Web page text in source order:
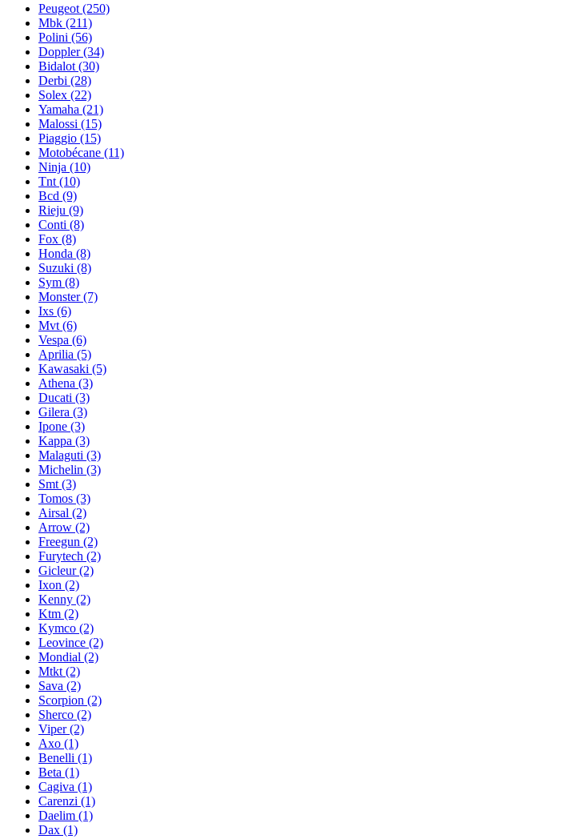
Peugeot (250)
Mbk (211)
Polini (56)
Doppler(34)
Bidalot (30)
Derbi (28)
Solex (22)
Yamaha (21)
Malossi (15)
Piaggio (15)
Motobécane (11)
Ninja (10)
Tnt (10)
Bcd (9)
Rieju (9)
Conti (8)
Fox (8)
Honda (8)
Suzuki (8)
Sym (8)
Monster(7)
Ixs (6)
Mvt (6)
Vespa (6)
Aprilia (5)
Kawasaki (5)
Athena (3)
Ducati (3)
Gilera (3)
Ipone (3)
Kappa (3)
Malaguti (3)
Michelin (3)
Smt (3)
Tomos (3)
Airsal (2)
Arrow (2)
Freegun (2)
Furytech (2)
Gicleur(2)
Ixon (2)
Kenny (2)
Ktm (2)
Kymco (2)
Leovince (2)
Mondial (2)
Mtkt (2)
Sava (2)
Scorpion (2)
Sherco (2)
Viper(2)
Axo (1)
Benelli (1)
Beta (1)
Cagiva (1)
Carenzi (1)
Daelim (1)
Dax (1)